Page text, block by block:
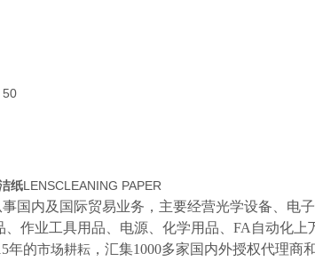
50
纸LENSCLEANING PAPER
国内及国际贸易业务，主要经营光学设备、电
、作业工具用品、电源、化学用品、FA自动化
年的市场耕耘 ，汇集1000多家国内外授权代理商